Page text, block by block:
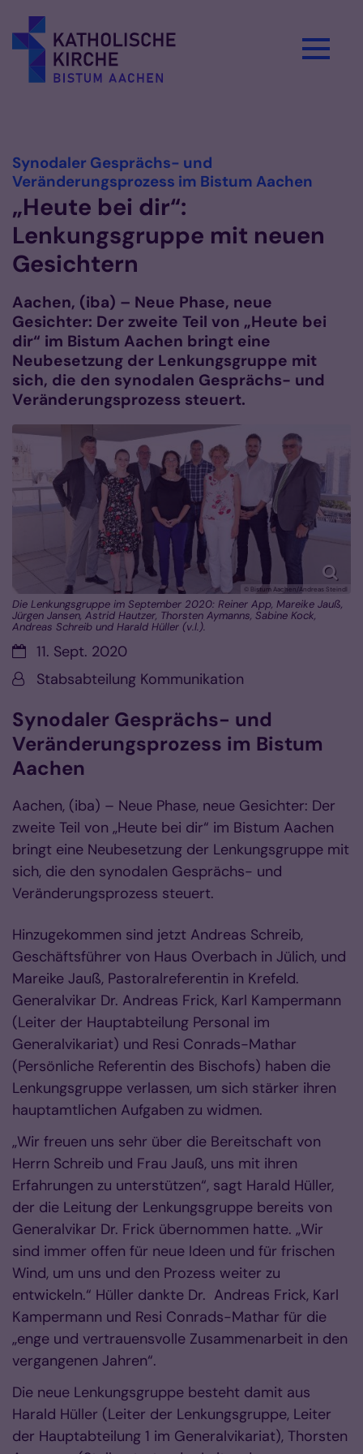
Synodaler Gesprächs- und
Veränderungsprozess im Bistum Aachen
„Heute bei dir“:
Lenkungsgruppe mit neuen
Gesichtern
Aachen, (iba) – Neue Phase, neue
Gesichter: Der zweite Teil von „Heute bei
dir“ im Bistum Aachen bringt eine
Neubesetzung der Lenkungsgruppe mit
sich, die den synodalen Gesprächs- und
Veränderungsprozess steuert.
© Bistum Aachen/Andreas Steindl
Die Lenkungsgruppe im September 2020: Reiner App, Mareike Jauß,
Jürgen Jansen, Astrid Hautzer, Thorsten Aymanns, Sabine Kock,
Andreas Schreib und Harald Hüller (v.l.).
Datum:11. Sept. 2020
Von:Stabsabteilung Kommunikation
Synodaler Gesprächs- und
Veränderungsprozess im Bistum
Aachen
Aachen, (iba) – Neue Phase, neue Gesichter: Der
zweite Teil von „Heute bei dir“ im Bistum Aachen
bringt eine Neubesetzung der Lenkungsgruppe mit
sich, die den synodalen Gesprächs- und
Veränderungsprozess steuert.
Hinzugekommen sind jetzt Andreas Schreib,
Geschäftsführer von Haus Overbach in Jülich, und
Mareike Jauß, Pastoralreferentin in Krefeld.
Generalvikar Dr. Andreas Frick, Karl Kampermann
(Leiter der Hauptabteilung Personal im
Generalvikariat) und Resi Conrads-Mathar
(Persönliche Referentin des Bischofs) haben die
Lenkungsgruppe verlassen, um sich stärker ihren
hauptamtlichen Aufgaben zu widmen.
„Wir freuen uns sehr über die Bereitschaft von
Herrn Schreib und Frau Jauß, uns mit ihren
Erfahrungen zu unterstützen“, sagt Harald Hüller,
der die Leitung der Lenkungsgruppe bereits von
Generalvikar Dr. Frick übernommen hatte. „Wir
sind immer offen für neue Ideen und für frischen
Wind, um uns und den Prozess weiter zu
entwickeln.“ Hüller dankte Dr. Andreas Frick, Karl
Kampermann und Resi Conrads-Mathar für die
„enge und vertrauensvolle Zusammenarbeit in den
vergangenen Jahren“.
Die neue Lenkungsgruppe besteht damit aus
Harald Hüller (Leiter der Lenkungsgruppe, Leiter
der Hauptabteilung 1 im Generalvikariat), Thorsten